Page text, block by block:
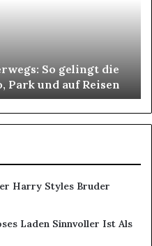
So gelingt die
Park und auf Reisen
Harry Styles Bruder
Laden Sinnvoller Ist Als